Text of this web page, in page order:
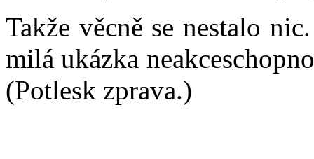
Takže věcně se nestalo
milá ukázka
(Potlesk zprava.)